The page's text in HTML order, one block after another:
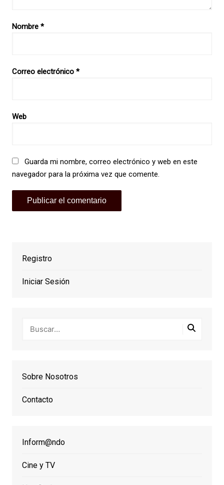
Nombre *
Correo electrónico *
Web
Guarda mi nombre, correo electrónico y web en este
navegador para la próxima vez que comente.
Registro
Iniciar Sesión
Sobre Nosotros
Contacto
Inform@ndo
Cine y TV